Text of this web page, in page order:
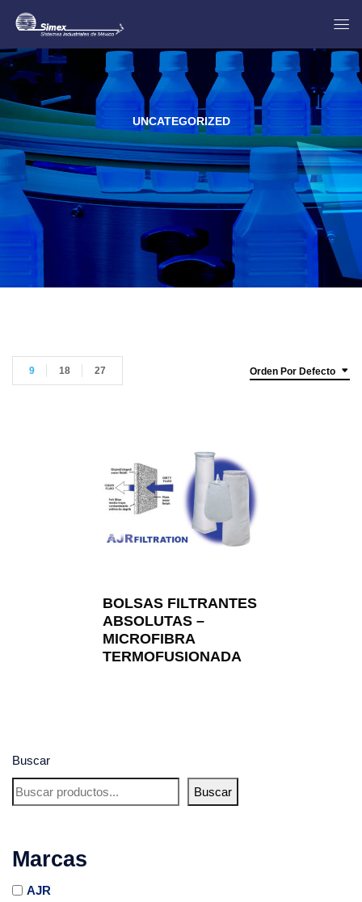
UNCATEGORIZED
Buscar
Buscar
Marcas
AJR
Orden Por Defecto
9 18 27
BOLSAS FILTRANTES
ABSOLUTAS –
MICROFIBRA
TERMOFUSIONADA